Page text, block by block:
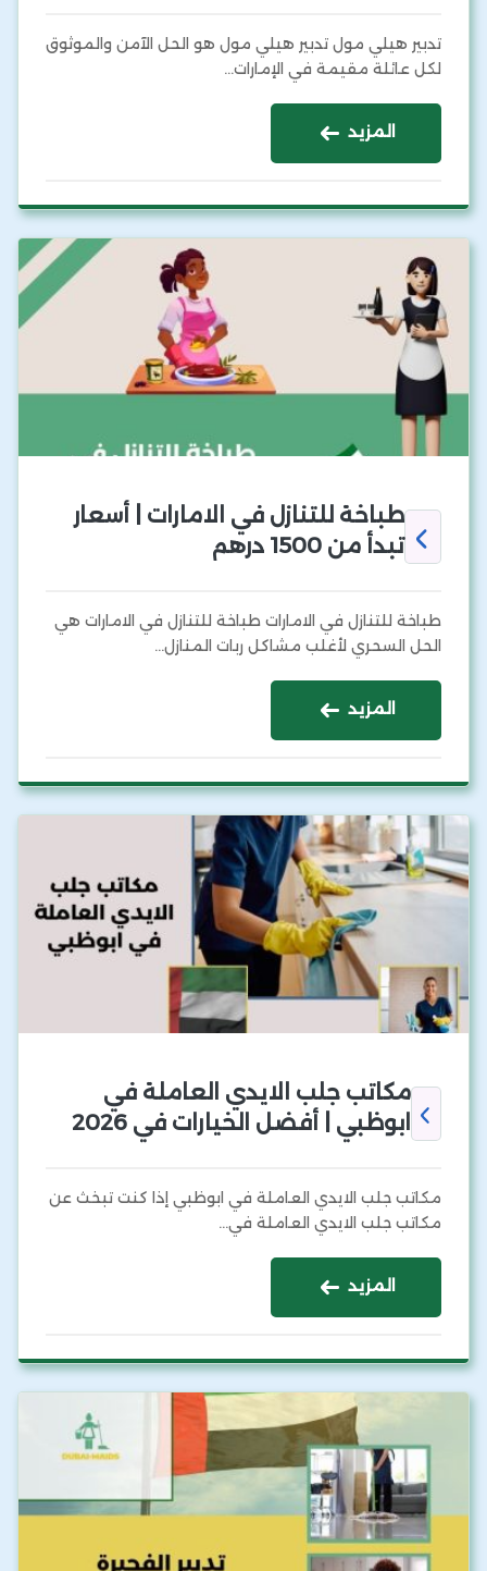
تدبير هيلي مول تدبير هيلي مول هو الحل الآمن والموثوق
لكل عائلة مقيمة في الإمارات…
المزيد
طباخة للتنازل في الامارات | أسعار
تبدأ من 1500 درهم
طباخة للتنازل في الامارات طباخة للتنازل في الامارات هي
الحل السحري لأغلب مشاكل ربات المنازل…
المزيد
مكاتب جلب الايدي العاملة في
ابوظبي | أفضل الخيارات في 2026
مكاتب جلب الايدي العاملة في ابوظبي إذا كنت تبخث عن
مكاتب جلب الايدي العاملة في…
المزيد